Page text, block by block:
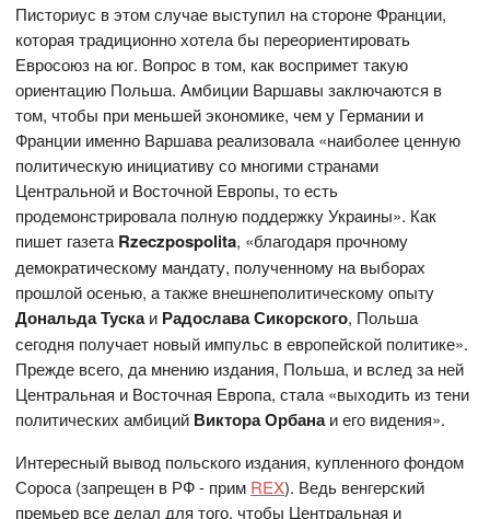
Писториус в этом случае выступил на стороне Франции,
которая традиционно хотела бы переориентировать
Евросоюз на юг. Вопрос в том, как воспримет такую
ориентацию Польша. Амбиции Варшавы заключаются в
том, чтобы при меньшей экономике, чем у Германии и
Франции именно Варшава реализовала «наиболее ценную
политическую инициативу со многими странами
Центральной и Восточной Европы, то есть
продемонстрировала полную поддержку Украины». Как
пишет газета Rzeczpospolita, «благодаря прочному
демократическому мандату, полученному на выборах
прошлой осенью, а также внешнеполитическому опыту
Дональда Тускаи Радослава Сикорского, Польша
сегодня получает новый импульс в европейской политике».
Прежде всего, да мнению издания, Польша, и вслед за ней
Центральная и Восточная Европа, стала «выходить из тени
политических амбиций Виктора Орбанаи его видения».
Интересный вывод польского издания, купленного фондом
Сороса (запрещен в РФ - прим REX). Ведь венгерский
премьер все делал для того, чтобы Центральная и